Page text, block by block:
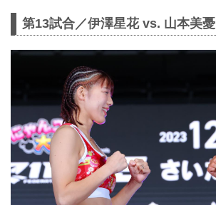
第13試合／伊澤星花 vs. 山本美憂